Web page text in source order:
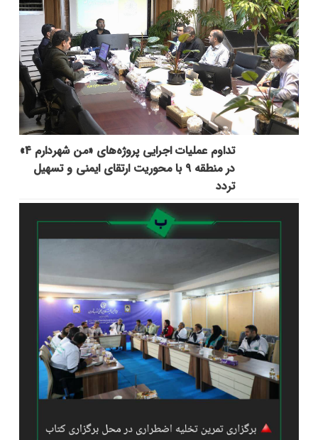
تداوم عملیات اجرایی پروژه‌های «من شهردارم ۴»
در منطقه ۹ با محوریت ارتقای ایمنی و تسهیل
تردد